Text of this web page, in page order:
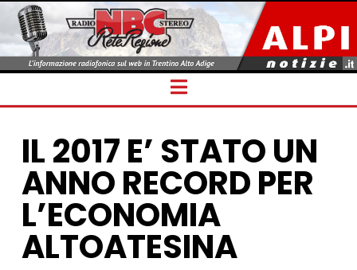
Navigation
IL 2017 E’ STATO UN
ANNO RECORD PER
L’ECONOMIA
ALTOATESINA